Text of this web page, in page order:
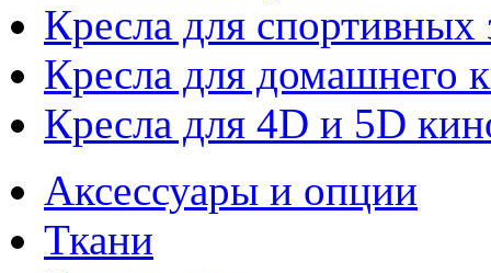
Кресла для спортивных
Кресла для домашнего
Кресла для 4D и 5D
Аксессуары и опции
Ткани